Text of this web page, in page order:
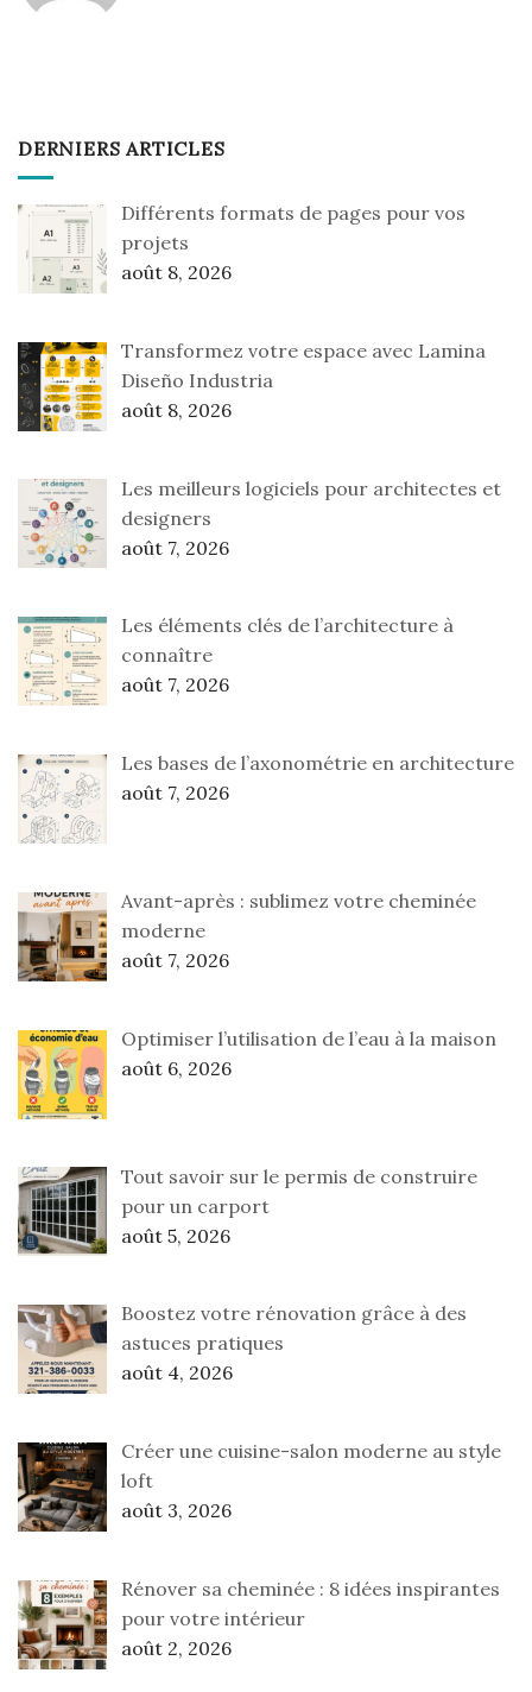
DERNIERS ARTICLES
Différents formats de pages pour vos
projets
août 8, 2026
Transformez votre espace avec Lamina
Diseño Industria
août 8, 2026
Les meilleurs logiciels pour architectes et
designers
août 7, 2026
Les éléments clés de l’architecture à
connaître
août 7, 2026
Les bases de l’axonométrie en architecture
août 7, 2026
Avant-après : sublimez votre cheminée
moderne
août 7, 2026
Optimiser l’utilisation de l’eau à la maison
août 6, 2026
Tout savoir sur le permis de construire
pour un carport
août 5, 2026
Boostez votre rénovation grâce à des
astuces pratiques
août 4, 2026
Créer une cuisine-salon moderne au style
loft
août 3, 2026
Rénover sa cheminée : 8 idées inspirantes
pour votre intérieur
août 2, 2026